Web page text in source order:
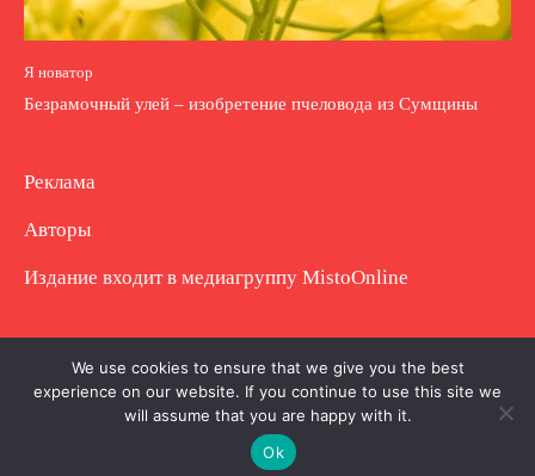
Я новатор
Безрамочный улей – изобретение пчеловода из Сумщины
Реклама
Авторы
Издание входит в медиагруппу MistoOnline
Copyright © Полное использование материала
запрещено. Частично разрешено с гиперссылкой.
We use cookies to ensure that we give you the best
experience on our website. If you continue to use this site we
will assume that you are happy with it.
Ok